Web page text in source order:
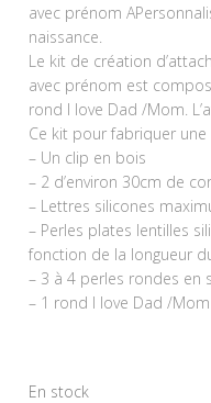
avec prénom
naissance.
Le kit de création
avec prénom est
rond I love Dad /Mom.
Ce kit pour fabriquer
– Un clip en bois
– 2 d’environ 30cm de
– Lettres silicones
– Perles plates lentilles
fonction de la longueur
– 3 à 4 perles rondes en
– 1 rond I love Dad /Mom
En stock